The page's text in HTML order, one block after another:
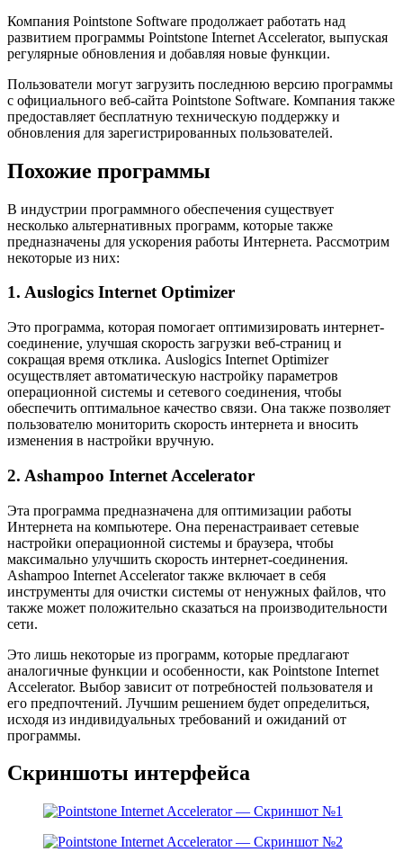
Компания Pointstone Software продолжает работать над
развитием программы Pointstone Internet Accelerator, выпуская
регулярные обновления и добавляя новые функции.
Пользователи могут загрузить последнюю версию программы
с официального веб-сайта Pointstone Software. Компания также
предоставляет бесплатную техническую поддержку и
обновления для зарегистрированных пользователей.
Похожие программы
В индустрии программного обеспечения существует
несколько альтернативных программ, которые также
предназначены для ускорения работы Интернета. Рассмотрим
некоторые из них:
1. Auslogics Internet Optimizer
Это программа, которая помогает оптимизировать интернет-
соединение, улучшая скорость загрузки веб-страниц и
сокращая время отклика. Auslogics Internet Optimizer
осуществляет автоматическую настройку параметров
операционной системы и сетевого соединения, чтобы
обеспечить оптимальное качество связи. Она также позволяет
пользователю мониторить скорость интернета и вносить
изменения в настройки вручную.
2. Ashampoo Internet Accelerator
Эта программа предназначена для оптимизации работы
Интернета на компьютере. Она перенастраивает сетевые
настройки операционной системы и браузера, чтобы
максимально улучшить скорость интернет-соединения.
Ashampoo Internet Accelerator также включает в себя
инструменты для очистки системы от ненужных файлов, что
также может положительно сказаться на производительности
сети.
Это лишь некоторые из программ, которые предлагают
аналогичные функции и особенности, как Pointstone Internet
Accelerator. Выбор зависит от потребностей пользователя и
его предпочтений. Лучшим решением будет определиться,
исходя из индивидуальных требований и ожиданий от
программы.
Скриншоты интерфейса